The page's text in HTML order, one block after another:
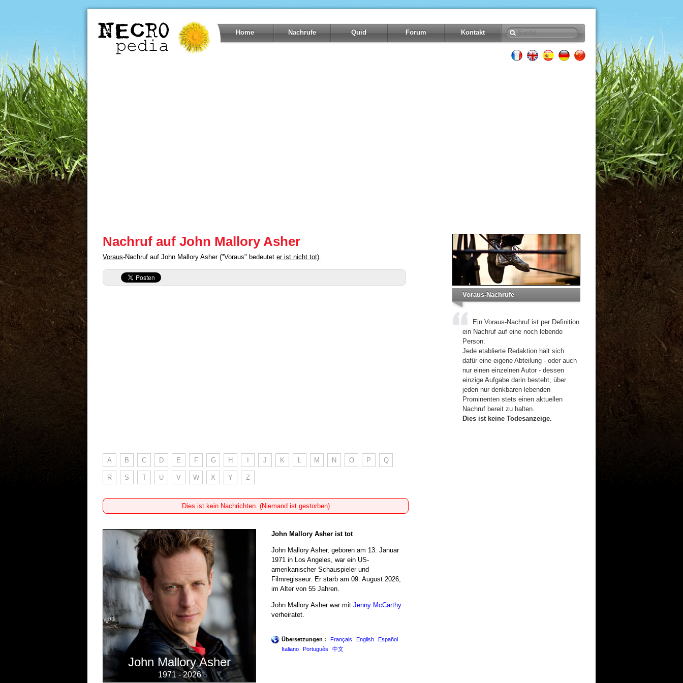
Home Nachrufe Quid Forum Kontakt
Nachruf auf John Mallory Asher
Voraus-Nachruf auf John Mallory Asher ("Voraus" bedeutet er ist nicht tot).
A B C D E F G H J K L M N O P Q
R S T U V W X Y Z
Dies ist kein Nachrichten. (Niemand ist gestorben)
John Mallory Asher
1971 - 2026
John Mallory Asher ist tot
John Mallory Asher, geboren am 13. Januar
1971 in Los Angeles, war ein US-
amerikanischer Schauspieler und
Filmregisseur. Er starb am 09. August 2026,
im Alter von 55 Jahren.
John Mallory Asher war mit Jenny McCarthy
verheiratet.
Übersetzungen : Français English
Español
Italiano
Português 中文
Voraus-Nachrufe
Ein Voraus-Nachruf ist per Definition
ein Nachruf auf eine noch lebende
Person.
Jede etablierte Redaktion hält sich
dafür eine eigene Abteilung - oder auch
nur einen einzelnen Autor - dessen
einzige Aufgabe darin besteht, über
jeden nur denkbaren lebenden
Prominenten stets einen aktuellen
Nachruf bereit zu halten.
Dies ist keine Todesanzeige.